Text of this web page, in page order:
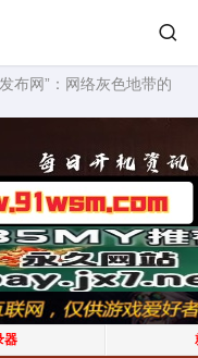
布网”：网络灰色地带的